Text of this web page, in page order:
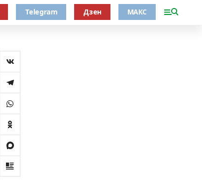
Telegram Дзен МАКС